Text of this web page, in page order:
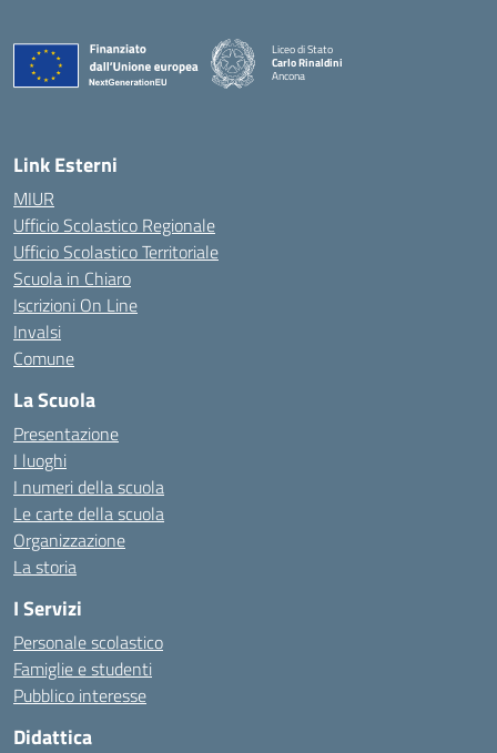
Liceo di Stato
Carlo Rinaldini
Ancona
Link Esterni
MIUR
Ufficio Scolastico Regionale
Ufficio Scolastico Territoriale
Scuola in Chiaro
Iscrizioni On Line
Invalsi
Comune
La Scuola
Presentazione
I luoghi
I numeri della scuola
Le carte della scuola
Organizzazione
La storia
I Servizi
Personale scolastico
Famiglie e studenti
Pubblico interesse
Didattica